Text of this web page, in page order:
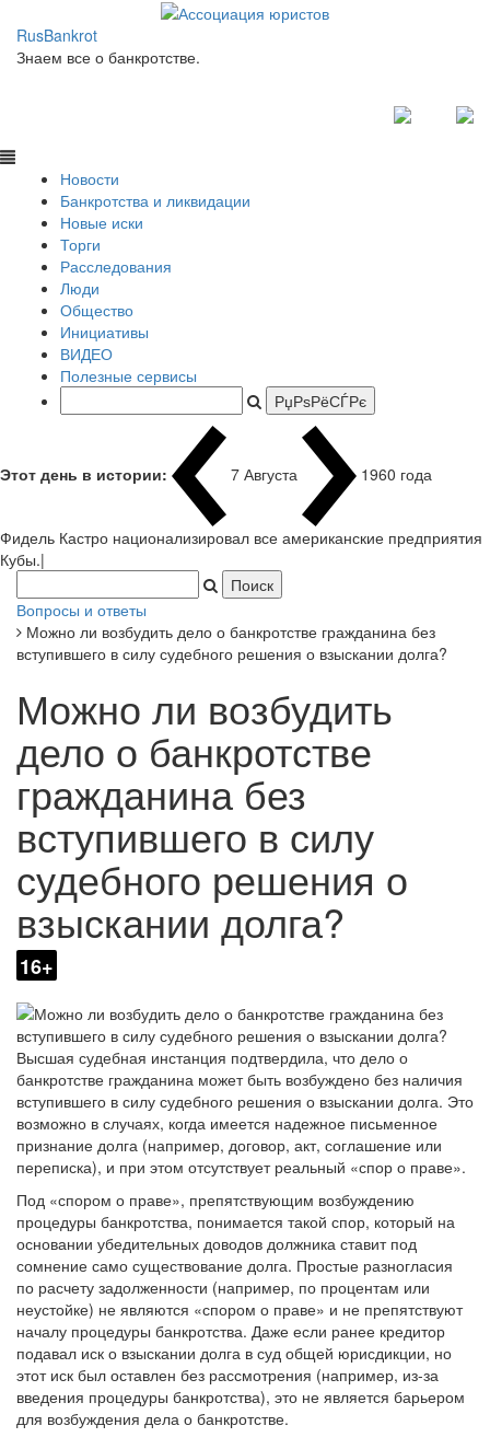
RusBankrot
Знаем все о банкротстве.
Новости
Банкротства и ликвидации
Новые иски
Торги
Расследования
Люди
Общество
Инициативы
ВИДЕО
Полезные сервисы
Этот день в истории: 7 Августа 1960 года
Фидель Кастро национализировал все американские предприятия
Кубы.|
Вопросы и ответы
Можно ли возбудить дело о банкротстве гражданина без
вступившего в силу судебного решения о взыскании долга?
Можно ли возбудить
дело о банкротстве
гражданина без
вступившего в силу
судебного решения о
взыскании долга?
16+
Высшая судебная инстанция подтвердила, что дело о
банкротстве гражданина может быть возбуждено без наличия
вступившего в силу судебного решения о взыскании долга. Это
возможно в случаях, когда имеется надежное письменное
признание долга (например, договор, акт, соглашение или
переписка), и при этом отсутствует реальный «спор о праве».
Под «спором о праве», препятствующим возбуждению
процедуры банкротства, понимается такой спор, который на
основании убедительных доводов должника ставит под
сомнение само существование долга. Простые разногласия
по расчету задолженности (например, по процентам или
неустойке) не являются «спором о праве» и не препятствуют
началу процедуры банкротства. Даже если ранее кредитор
подавал иск о взыскании долга в суд общей юрисдикции, но
этот иск был оставлен без рассмотрения (например, из-за
введения процедуры банкротства), это не является барьером
для возбуждения дела о банкротстве.